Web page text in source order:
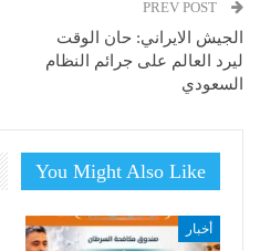
الجیش الایراني: حان الوقت
لیرد العالم علی جرائم النظام
السعودي
You Might Also Like
أخبار